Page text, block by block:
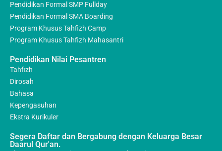
Pendidikan Formal SMP Fullday
Pendidikan Formal SMA Boarding
Program Khusus Tahfizh Camp
Program Khusus Tahfizh Mahasantri
Pendidikan Nilai Pesantren
Tahfizh
Dirosah
Bahasa
Kepengasuhan
Ekstra Kurikuler
Segera Daftar dan Bergabung dengan Keluarga Besar
Daarul Qur'an.